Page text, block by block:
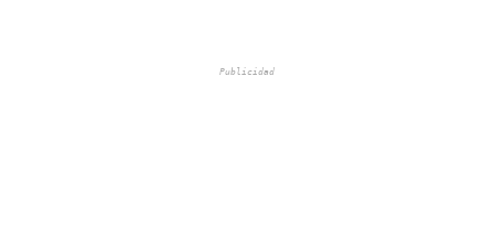
Publicidad